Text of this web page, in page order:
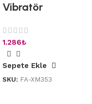
Vibratör
1.286₺
Sepete Ekle
SKU: FA-XM353